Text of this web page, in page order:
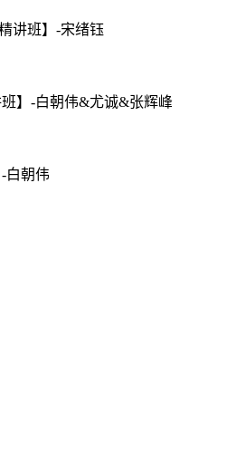
讲班】-宋绪钰
】-白朝伟&尤诚&张辉峰
白朝伟